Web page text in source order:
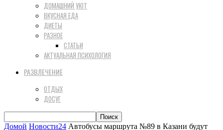
ДОМАШНИЙ УЮТ
ВКУСНАЯ ЕДА
ДИЕТЫ
РАЗНОЕ
СТАТЬИ
АКТУАЛЬНАЯ ПСИХОЛОГИЯ
РАЗВЛЕЧЕНИЕ
ОТДЫХ
ДОСУГ
Домой Новости24 Автобусы маршрута №89 в Казани будут